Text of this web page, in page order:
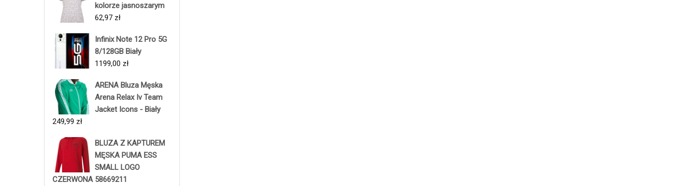
kolorze jasnoszarym
62,97 zł
Infinix Note 12 Pro 5G
8/128GB Biały
1199,00 zł
ARENA Bluza Męska
Arena Relax Iv Team
Jacket Icons - Biały
249,99 zł
BLUZA Z KAPTUREM
MĘSKA PUMA ESS
SMALL LOGO
CZERWONA 58669211